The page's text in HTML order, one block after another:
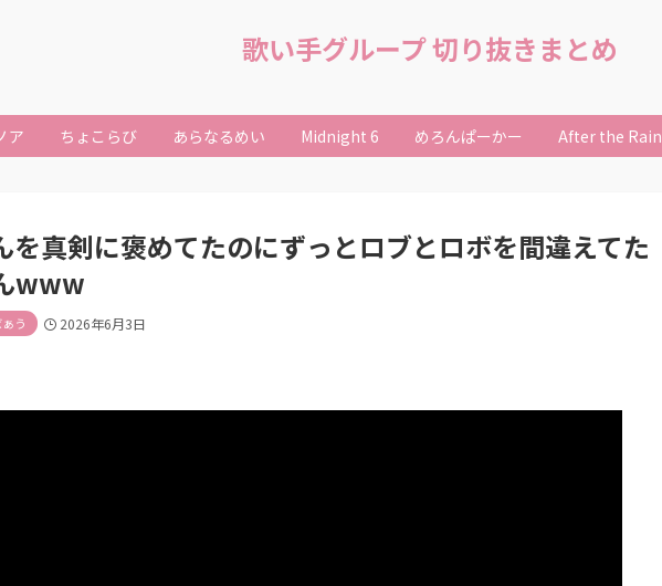
歌い手グループ 切り抜きまとめ
ア ちょこらび あらなるめい Midnight 6 めろんぱーかー After the Rain
を真剣に褒めてたのにずっとロブとロボを間違えてた
www
う 2026年6月3日